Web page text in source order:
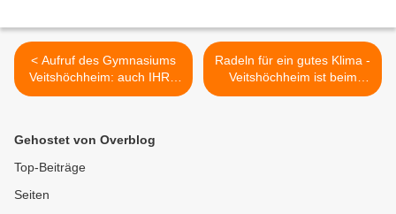
< Aufruf des Gymnasiums
Veitshöchheim: auch IHRE
Stimme zählt !!!
Radeln für ein gutes Klima -
Veitshöchheim ist beim
Stadtradeln wieder dabei
Gehostet von Overblog
Top-Beiträge
Seiten